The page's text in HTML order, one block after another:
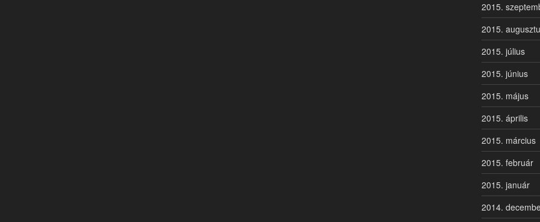
2015.
2015.
2015. július
2015. június
2015. május
2015. április
2015. március
2015. február
2015. január
2014.